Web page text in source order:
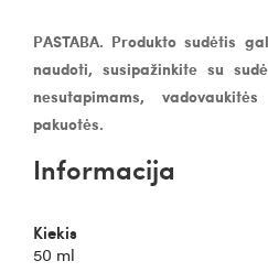
PASTABA. Produkto sudėtis
naudoti, susipažinkite su
nesutapimams,
pakuotės.
Informacija
Kiekis
50 ml